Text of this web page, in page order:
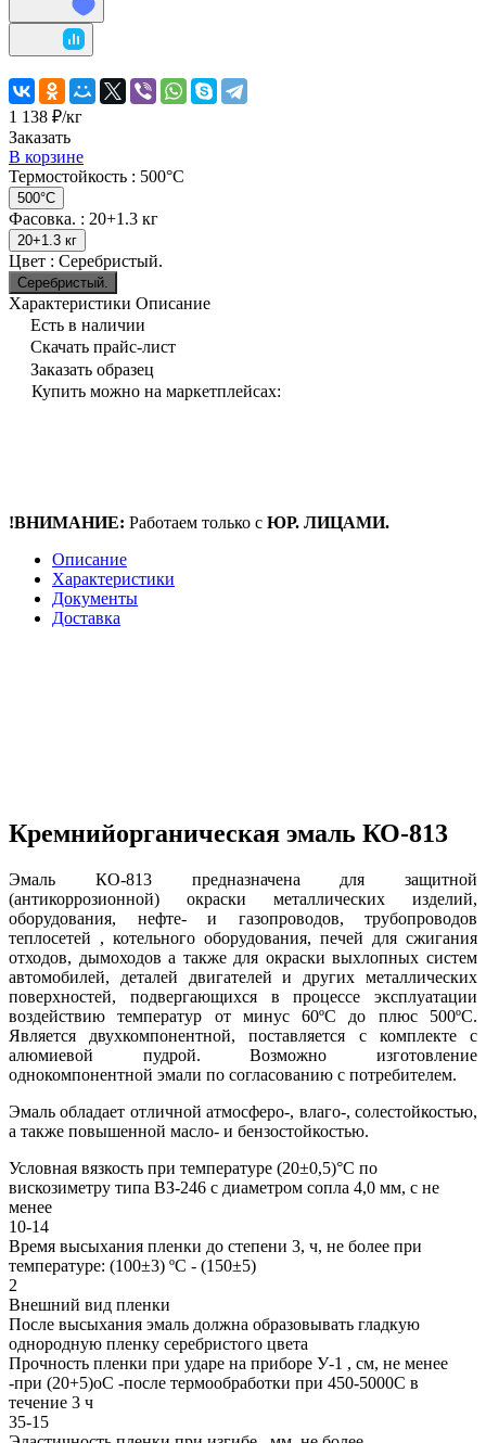
1 138 ₽/кг
Заказать
В корзине
Термостойкость : 500°C
500°C
Фасовка. : 20+1.3 кг
20+1.3 кг
Цвет : Серебристый.
Серебристый.
Характеристики Описание
Есть в наличии
Скачать прайс-лист
Заказать образец
Купить можно на маркетплейсах:
!ВНИМАНИЕ: Работаем только с ЮР. ЛИЦАМИ.
Описание
Характеристики
Документы
Доставка
Кремнийорганическая эмаль КО-813
Эмаль КО-813 предназначена для защитной
(антикоррозионной) окраски металлических изделий,
оборудования, нефте- и газопроводов, трубопроводов
теплосетей , котельного оборудования, печей для сжигания
отходов, дымоходов а также для окраски выхлопных систем
автомобилей, деталей двигателей и других металлических
поверхностей, подвергающихся в процессе эксплуатации
воздействию температур от минус 60ºС до плюс 500ºС.
Является двухкомпонентной, поставляется с комплекте с
алюмиевой пудрой. Возможно изготовление
однокомпонентной эмали по согласованию с потребителем.
Эмаль обладает отличной атмосферо-, влаго-, солестойкостью,
а также повышенной масло- и бензостойкостью.
Условная вязкость при температуре (20±0,5)°С по
вискозиметру типа ВЗ-246 с диаметром сопла 4,0 мм, с не
менее
10-14
Время высыхания пленки до степени 3, ч, не более при
температуре: (100±3) ºС - (150±5)
2
Внешний вид пленки
После высыхания эмаль должна образовывать гладкую
однородную пленку серебристого цвета
Прочность пленки при ударе на приборе У-1 , см, не менее
-при (20+5)оС -после термообработки при 450-5000С в
течение 3 ч
35-15